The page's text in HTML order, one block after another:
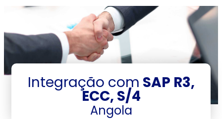
Integração com SAP R3,
ECC, S/4
Angola